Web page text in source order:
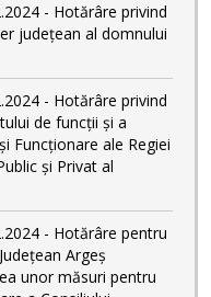
- Hotărâre privind
județean al domnului
- Hotărâre privind
de funcţii și a
Funcționare ale Regiei
și Privat al
- Hotărâre pentru
Argeș
unor măsuri pentru